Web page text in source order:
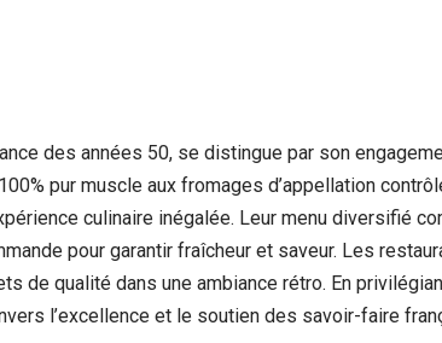
des années 50, se distingue par son
pur muscle aux fromages d’appellation
culinaire inégalée. Leur menu diversifié
pour garantir fraîcheur et saveur. Les
de qualité dans une ambiance rétro. En
l’excellence et le soutien des savoir-faire